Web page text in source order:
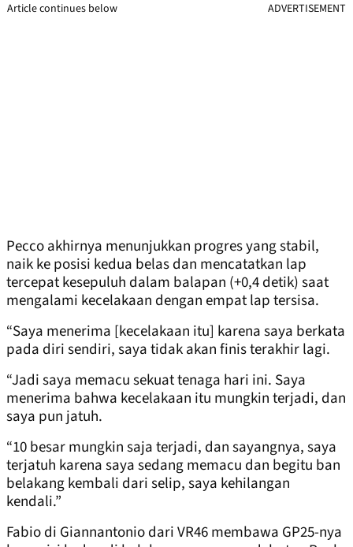
Article continues below ADVERTISEMENT
Pecco akhirnya menunjukkan progres yang stabil,
naik ke posisi kedua belas dan mencatatkan lap
tercepat kesepuluh dalam balapan (+0,4 detik) saat
mengalami kecelakaan dengan empat lap tersisa.
“Saya menerima [kecelakaan itu] karena saya berkata
pada diri sendiri, saya tidak akan finis terakhir lagi.
“Jadi saya memacu sekuat tenaga hari ini. Saya
menerima bahwa kecelakaan itu mungkin terjadi, dan
saya pun jatuh.
“10 besar mungkin saja terjadi, dan sayangnya, saya
terjatuh karena saya sedang memacu dan begitu ban
belakang kembali dari selip, saya kehilangan
kendali.”
Fabio di Giannantonio dari VR46 membawa GP25-nya